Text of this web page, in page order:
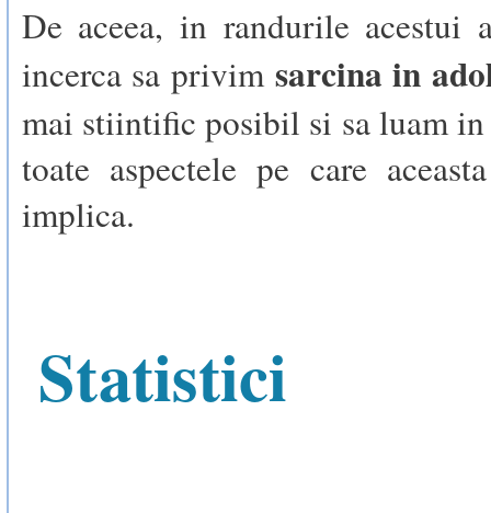
De aceea, in randurile acestui
incerca sa privim sarcina in
mai stiintific posibil si sa luam in
toate aspectele pe care
implica.
Statistici